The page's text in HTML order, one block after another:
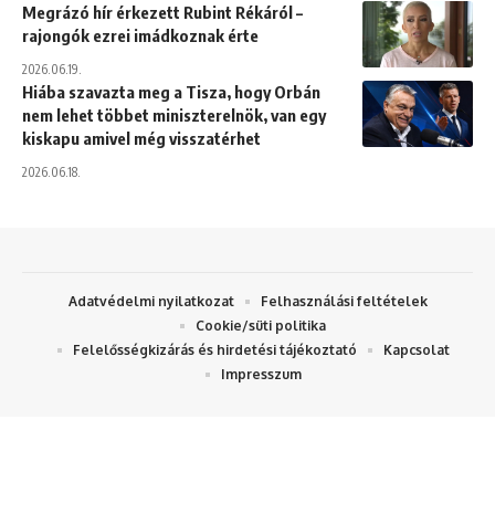
Megrázó hír érkezett Rubint Rékáról –
rajongók ezrei imádkoznak érte
2026.06.19.
Hiába szavazta meg a Tisza, hogy Orbán
nem lehet többet miniszterelnök, van egy
kiskapu amivel még visszatérhet
2026.06.18.
Adatvédelmi nyilatkozat
Felhasználási feltételek
Cookie/süti politika
Felelősségkizárás és hirdetési tájékoztató
Kapcsolat
Impresszum